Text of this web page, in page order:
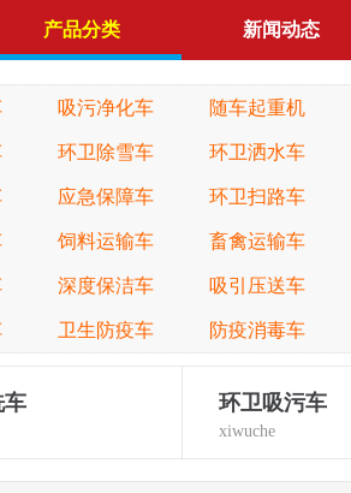
产品分类 新闻动态
吸污净化车 随车起重机
环卫除雪车 环卫洒水车
应急保障车 环卫扫路车
饲料运输车 畜禽运输车
深度保洁车 吸引压送车
卫生防疫车 防疫消毒车
车 环卫吸污车
xiwuche